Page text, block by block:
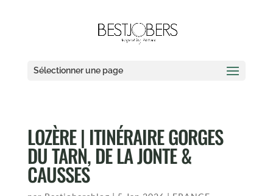
Sélectionner une page
LOZÈRE | ITINÉRAIRE GORGES
DU TARN, DE LA JONTE &
CAUSSES